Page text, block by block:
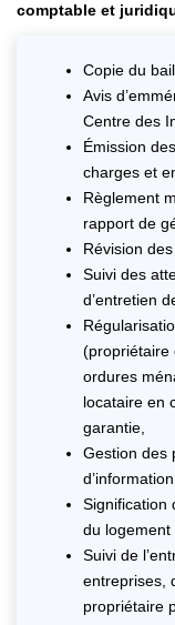
comptable et
Copie du
Avis
Centre des
Émission
charges et
Règlement
rapport de
Révision
Suivi des
d’entretien
(propriétaire
ordures
locataire en
garantie,
Gestion des
Signification
du logement
Suivi de
entreprises,
propriétaire